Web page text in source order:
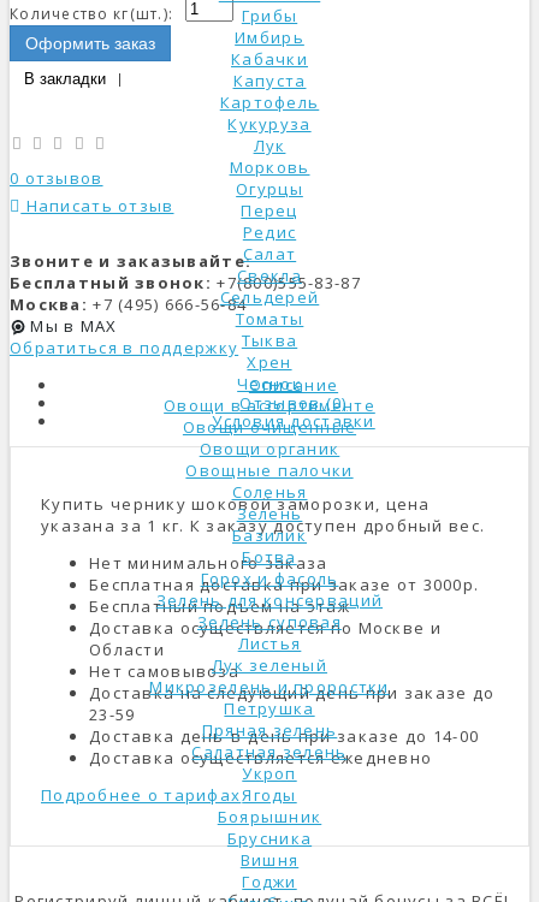
Грибы
Имбирь
Кабачки
Капуста
Картофель
Кукуруза
Лук
Морковь
Огурцы
Перец
Редис
Салат
Свекла
Сельдерей
Томаты
Тыква
Хрен
Чеснок
Овощи в ассортименте
Овощи очищенные
Овощи органик
Овощные палочки
Соленья
Зелень
Базилик
Ботва
Горох и фасоль
Зелень для консерваций
Зелень суповая
Листья
Лук зеленый
Микрозелень и проростки
Петрушка
Пряная зелень
Салатная зелень
Укроп
Ягоды
Боярышник
Брусника
Вишня
Годжи
Количество кг(шт.):
Оформить заказ
В закладки
0 отзывов
Написать отзыв
Звоните и заказывайте:
Бесплатный звонок: +7(800)555-83-87
Москва: +7 (495) 666-56-84
Мы в MAX
Обратиться в поддержку
Описание
Отзывов (0)
Условия доставки
Купить чернику шоковой заморозки, цена
указана за 1 кг. К заказу доступен дробный вес.
Нет минимального заказа
Бесплатная доставка при заказе от 3000р.
Бесплатный подъем на этаж
Доставка осуществляется по Москве и
Области
Нет самовывоза
Доставка на следующий день при заказе до
23-59
Доставка день-в-день при заказе до 14-00
Доставка осуществляется ежедневно
Подробнее о тарифах